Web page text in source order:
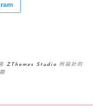
ZThemes Studio 所設計的